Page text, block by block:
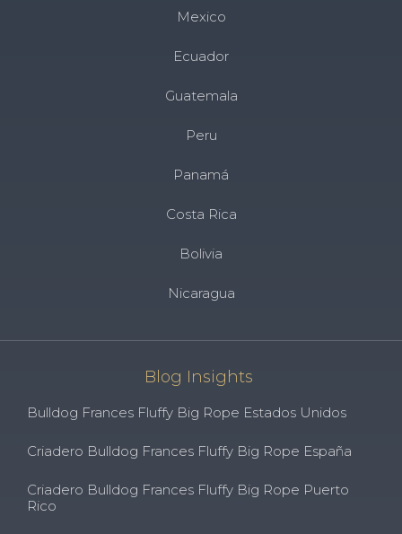
Mexico
Ecuador
Guatemala
Peru
Panamá
Costa Rica
Bolivia
Nicaragua
Blog Insights
Bulldog Frances Fluffy Big Rope Estados Unidos
Criadero Bulldog Frances Fluffy Big Rope España
Criadero Bulldog Frances Fluffy Big Rope Puerto
Rico